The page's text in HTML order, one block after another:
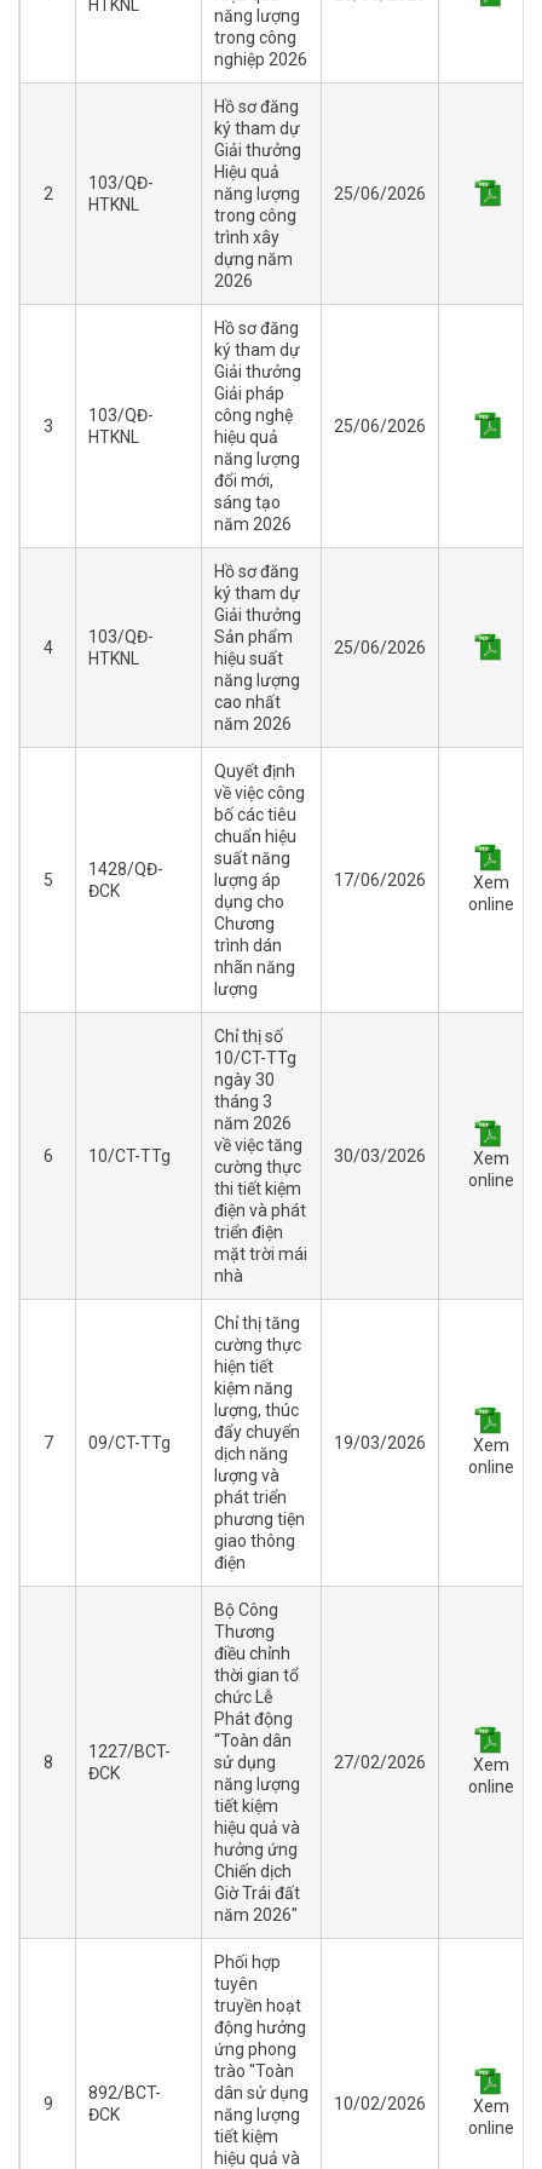
HTKNL
năng lượng
trong công
nghiệp 2026
2
103/QĐ-
HTKNL
Hồ sơ đăng
ký tham dự
Giải thưởng
Hiệu quả
năng lượng
trong công
trình xây
dựng năm
2026
25/06/2026
3
103/QĐ-
HTKNL
Hồ sơ đăng
ký tham dự
Giải thưởng
Giải pháp
công nghệ
hiệu quả
năng lượng
đổi mới,
sáng tạo
năm 2026
25/06/2026
4
103/QĐ-
HTKNL
Hồ sơ đăng
ký tham dự
Giải thưởng
Sản phẩm
hiệu suất
năng lượng
cao nhất
năm 2026
25/06/2026
5
1428/QĐ-
ĐCK
Quyết định
về việc công
bố các tiêu
chuẩn hiệu
suất năng
lượng áp
dụng cho
Chương
trình dán
nhãn năng
lượng
17/06/2026
Xem
online
6 10/CT-TTg
Chỉ thị số
10/CT-TTg
ngày 30
tháng 3
năm 2026
về việc tăng
cường thực
thi tiết kiệm
điện và phát
triển điện
mặt trời mái
nhà
30/03/2026
Xem
online
7 09/CT-TTg
Chỉ thị tăng
cường thực
hiện tiết
kiệm năng
lượng, thúc
đẩy chuyển
dịch năng
lượng và
phát triển
phương tiện
giao thông
điện
19/03/2026
Xem
online
8
1227/BCT-
ĐCK
Bộ Công
Thương
điều chỉnh
thời gian tổ
chức Lễ
Phát động
“Toàn dân
sử dụng
năng lượng
tiết kiệm
hiệu quả và
hưởng ứng
Chiến dịch
Giờ Trái đất
năm 2026"
27/02/2026
Xem
online
9
892/BCT-
ĐCK
Phối hợp
tuyên
truyền hoạt
động hưởng
ứng phong
trào "Toàn
dân sử dụng
năng lượng
tiết kiệm
hiệu quả và
10/02/2026
Xem
online